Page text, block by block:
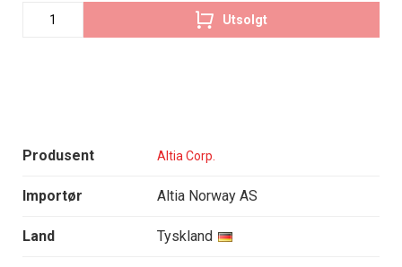
Produsent Altia Corp.
Importør Altia Norway AS
Land Tyskland
Utsolgt